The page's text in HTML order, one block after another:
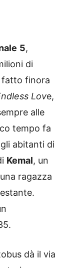
5,
di
fatto finora
Love,
alle
tempo fa
abitanti di
Kemal, un
ragazza
dà il via